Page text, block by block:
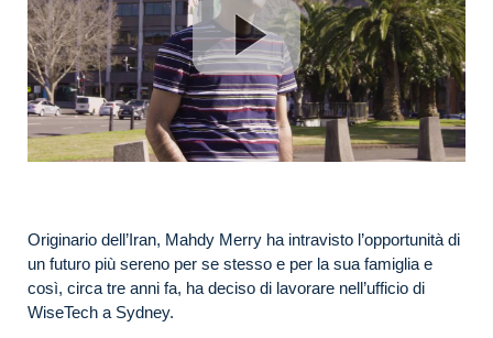
Originario dell’Iran, Mahdy Merry ha intravisto l’opportunità di
un futuro più sereno per se stesso e per la sua famiglia e
così, circa tre anni fa, ha deciso di lavorare nell’ufficio di
WiseTech a Sydney.